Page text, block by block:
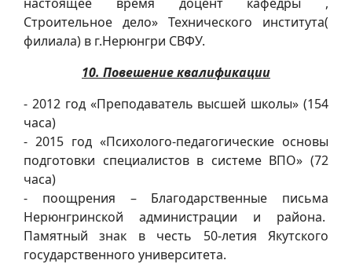
Строительное дело» Технического института(
филиала) в г.Нерюнгри СВФУ.
10. Повешение квалификации
- 2012 год «Преподаватель высшей школы» (154
часа)
- 2015 год «Психолого-педагогические основы
подготовки специалистов в системе ВПО» (72
часа)
- поощрения – Благодарственные письма
Нерюнгринской администрации и района.
Памятный знак в честь 50-летия Якутского
государственного университета.